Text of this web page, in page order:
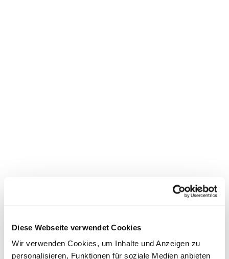
Diese Webseite verwendet Cookies
Wir verwenden Cookies, um Inhalte und Anzeigen zu
personalisieren, Funktionen für soziale Medien anbieten
interessieren